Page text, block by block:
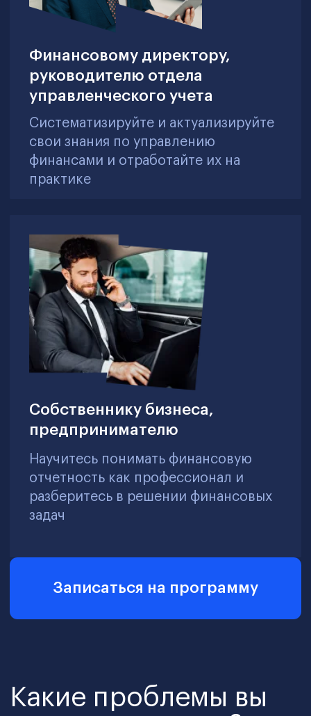
минимизации финансовых рисков
Недостаточный уровень финансового
моделирования и оценки
инвестиционных проектов снижает
Формирование навыков построения
финансовых моделей с расчетом
ключевых показателей
эффективности инвестиций (NPV,
IRR, DPP), использование методов
Сложности в коммуникациях с
внутренними и внешними
стейкхолдерами снижают
эффективность взаимодействия и
доверие
Развитие навыков подготовки
управленческих дашбордов и
презентаций, освоение техник
деловой коммуникации и ведения
эффективных бизнес-коммуникаций
регулярный внутренний аудит,
ликвидностью и резервирования для
повышения устойчивости бизнеса
Отсутствие комплексного управления
финансовыми рисками ведет к
нестабильности и снижению
стоимости компании
Ваши результаты